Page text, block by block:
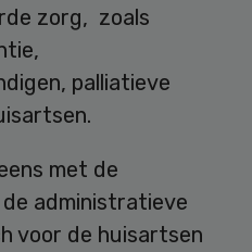
zorg, zoals
palliatieve
met de
administratieve
voor de huisartsen